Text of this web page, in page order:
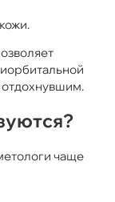
отдохнувшим.
чаще